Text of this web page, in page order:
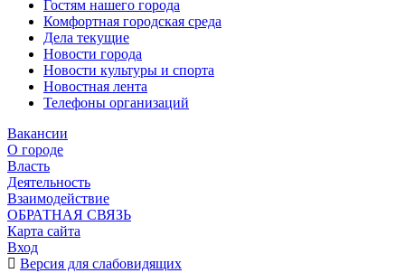
Гостям нашего города
Комфортная городская среда
Дела текущие
Новости города
Новости культуры и спорта
Новостная лента
Телефоны организаций
Вакансии
О городе
Власть
Деятельность
Взаимодействие
ОБРАТНАЯ СВЯЗЬ
Карта сайта
Вход
Версия для слабовидящих